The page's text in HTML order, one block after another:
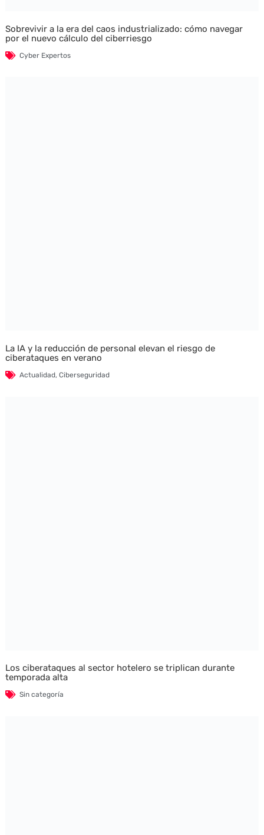
Sobrevivir a la era del caos industrializado: cómo navegar
por el nuevo cálculo del ciberriesgo
Cyber Expertos
La IA y la reducción de personal elevan el riesgo de
ciberataques en verano
Actualidad, Ciberseguridad
Los ciberataques al sector hotelero se triplican durante
temporada alta
Sin categoría